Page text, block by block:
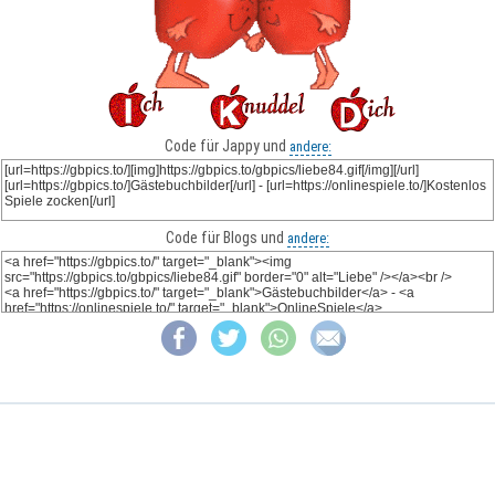
Code für Jappy und andere:
Code für Blogs und andere: